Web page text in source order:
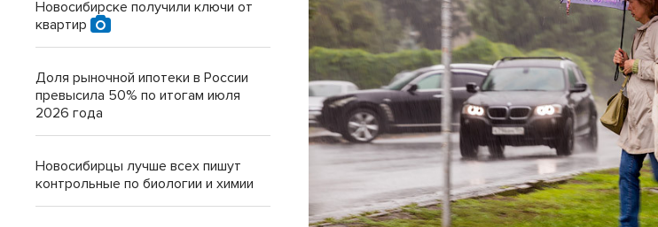
Новосибирске получили ключи от
квартир
Доля рыночной ипотеки в России
превысила 50% по итогам июля
2026 года
Новосибирцы лучше всех пишут
контрольные по биологии и химии